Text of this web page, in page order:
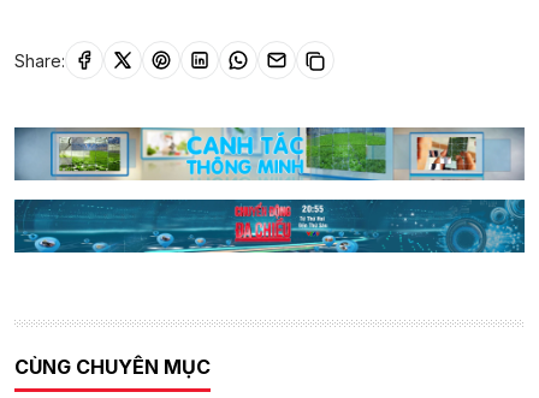
Share:
CÙNG CHUYÊN MỤC